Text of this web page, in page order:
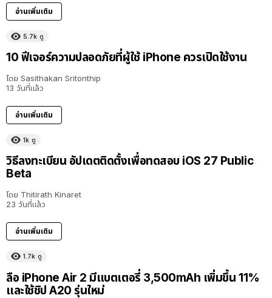
อ่านเพิ่มเติม
5.7k ดู
10 ฟีเจอร์ความปลอดภัยที่ผู้ใช้ iPhone ควรเปิดใช้งาน
โดย Sasithakan Sritonthip
13 วันที่แล้ว
อ่านเพิ่มเติม
1k ดู
วิธีลงทะเบียน อัปเดตติดตั้งเพื่อทดสอบ iOS 27 Public
Beta
โดย Thitirath Kinaret
23 วันที่แล้ว
อ่านเพิ่มเติม
1.7k ดู
ลือ iPhone Air 2 มีแบตเตอรี่ 3,500mAh เพิ่มขึ้น 11%
และใช้ชิป A20 รุ่นใหม่